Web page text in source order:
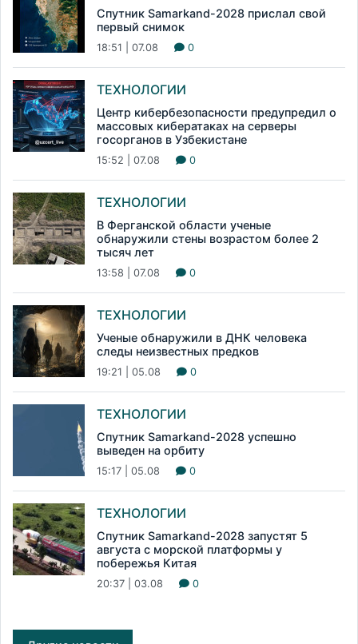
Спутник Samarkand-2028 прислал свой
первый снимок
18:51 | 07.08 0
ТЕХНОЛОГИИ
Центр кибербезопасности предупредил о
массовых кибератаках на серверы
госорганов в Узбекистане
15:52 | 07.08 0
ТЕХНОЛОГИИ
В Ферганской области ученые
обнаружили стены возрастом более 2
тысяч лет
13:58 | 07.08 0
ТЕХНОЛОГИИ
Ученые обнаружили в ДНК человека
следы неизвестных предков
19:21 | 05.08 0
ТЕХНОЛОГИИ
Спутник Samarkand-2028 успешно
выведен на орбиту
15:17 | 05.08 0
ТЕХНОЛОГИИ
Спутник Samarkand-2028 запустят 5
августа с морской платформы у
побережья Китая
20:37 | 03.08 0